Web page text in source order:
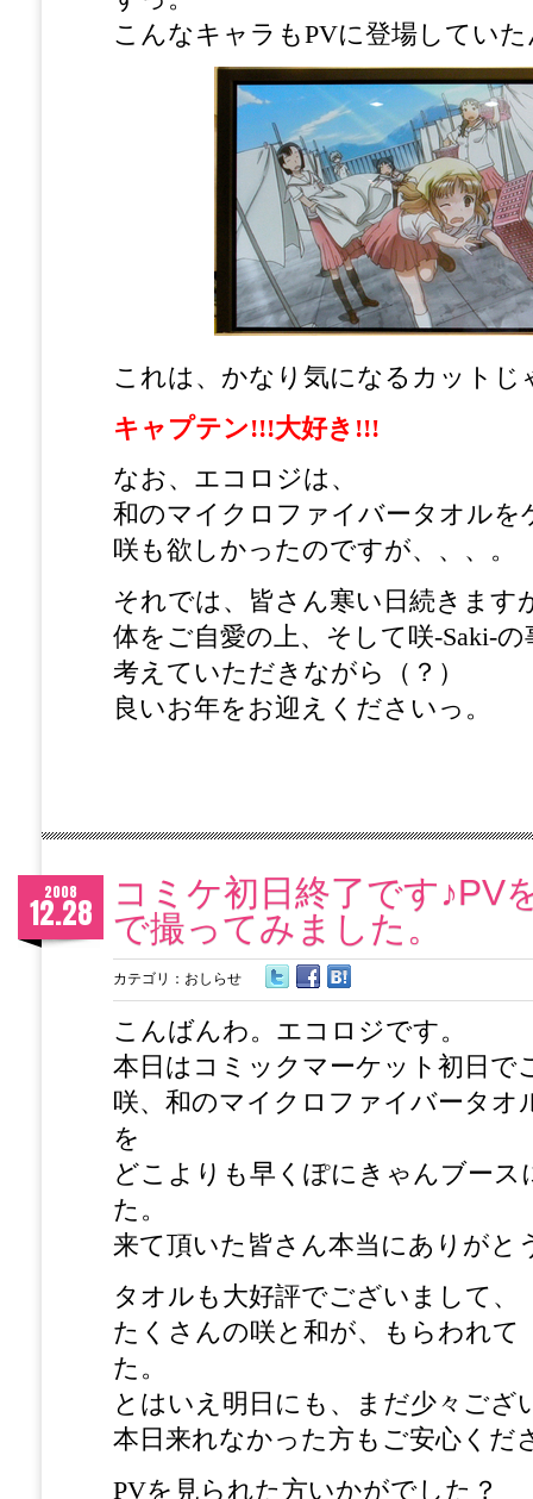
こんなキャラもPVに登場してい
これは、かなり気になるカットじ
キャプテン!!!大好き!!!
なお、エコロジは、
和のマイクロファイバータオルを
咲も欲しかったのですが、、、。
それでは、皆さん寒い日続きます
体をご自愛の上、そして咲-Saki-の
考えていただきながら（？）
良いお年をお迎えくださいっ。
コミケ初日終了です♪PV
で撮ってみました。
2008
12.28
カテゴリ： おしらせ
こんばんわ。エコロジです。
本日はコミックマーケット初日で
咲、和のマイクロファイバータオ
を
どこよりも早くぽにきゃんブース
た。
来て頂いた皆さん本当にありがと
タオルも大好評でございまして、
たくさんの咲と和が、もらわれて
た。
とはいえ明日にも、まだ少々ござ
本日来れなかった方もご安心くだ
PVを見られた方いかがでした？